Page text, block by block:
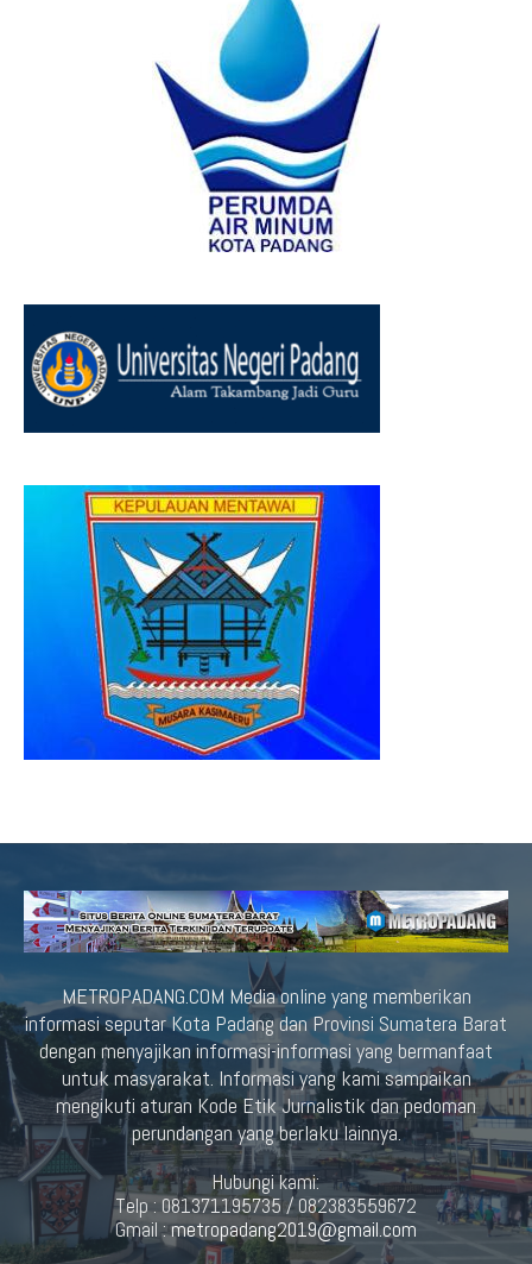
METROPADANG.COM Media online yang memberikan
informasi seputar Kota Padang dan Provinsi Sumatera Barat
dengan menyajikan informasi-informasi yang bermanfaat
untuk masyarakat. Informasi yang kami sampaikan
mengikuti aturan Kode Etik Jurnalistik dan pedoman
perundangan yang berlaku lainnya.
Hubungi kami:
Telp : 081371195735 / 082383559672
Gmail :metropadang2019@gmail.com